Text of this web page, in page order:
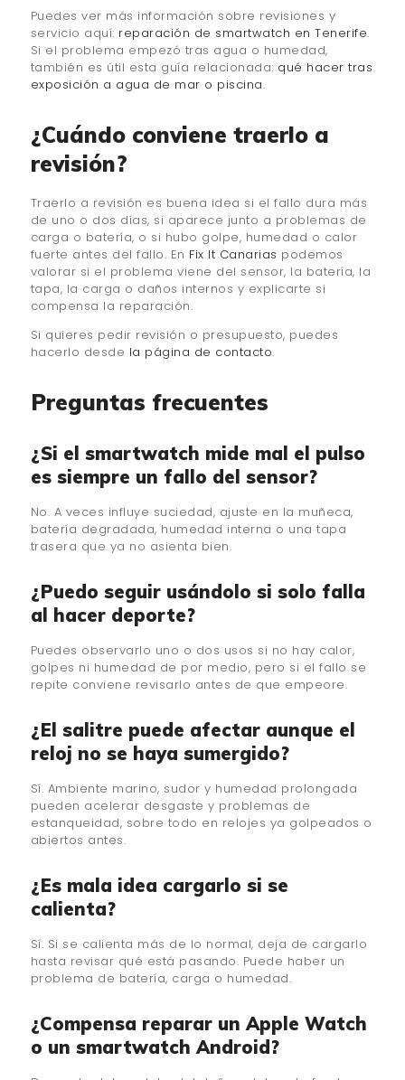
Puedes ver más información sobre revisiones y
servicio aquí: reparación de smartwatch en Tenerife.
Si el problema empezó tras agua o humedad,
también es útil esta guía relacionada: qué hacer tras
exposición a agua de mar o piscina.
¿Cuándo conviene traerlo a
revisión?
Traerlo a revisión es buena idea si el fallo dura más
de uno o dos días, si aparece junto a problemas de
carga o batería, o si hubo golpe, humedad o calor
fuerte antes del fallo. En Fix It Canarias podemos
valorar si el problema viene del sensor, la batería, la
tapa, la carga o daños internos y explicarte si
compensa la reparación.
Si quieres pedir revisión o presupuesto, puedes
hacerlo desde la página de contacto.
Preguntas frecuentes
¿Si el smartwatch mide mal el pulso
es siempre un fallo del sensor?
No. A veces influye suciedad, ajuste en la muñeca,
batería degradada, humedad interna o una tapa
trasera que ya no asienta bien.
¿Puedo seguir usándolo si solo falla
al hacer deporte?
Puedes observarlo uno o dos usos si no hay calor,
golpes ni humedad de por medio, pero si el fallo se
repite conviene revisarlo antes de que empeore.
¿El salitre puede afectar aunque el
reloj no se haya sumergido?
Sí. Ambiente marino, sudor y humedad prolongada
pueden acelerar desgaste y problemas de
estanqueidad, sobre todo en relojes ya golpeados o
abiertos antes.
¿Es mala idea cargarlo si se
calienta?
Sí. Si se calienta más de lo normal, deja de cargarlo
hasta revisar qué está pasando. Puede haber un
problema de batería, carga o humedad.
¿Compensa reparar un Apple Watch
o un smartwatch Android?